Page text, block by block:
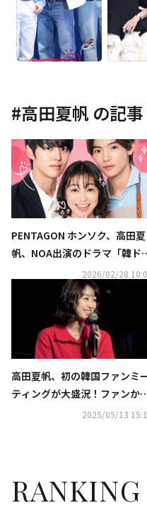
#高田夏帆 の記事
PENTAGON ホンソク、高田夏
帆、NOA出演のドラマ「韓ド
みたいな彼と私」3月27日より
日韓同時配信スタート！
2026/02/28
高田夏帆、初の韓国ファンミ
ティングが大盛況！ファンか
のサプライズに感激「本当に
2025/05/13
RANKING